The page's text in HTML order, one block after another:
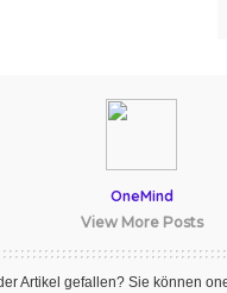
OneMind
View More Posts
Artikel gefallen? Sie können